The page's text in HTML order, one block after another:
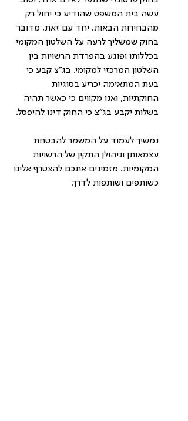
עשה בית המשפט שהודיע כי יחול רק
מהבחירות הבאות. יחד עם זאת, מדובר
בחוק שמשליך לרעה על השלטון המקומי
בכללותו ופוגע בהפרדת הרשויות בין
השלטון המרכזי למקומי, בג״צ קבע כי
בעת המתאימה יכריע בסוגיות
החוקתיות, ואנו מקווים כי כאשר תהיה
בשלות יקבע בג״צ כי החוק דינו להיפסל.
נמשיך לעמוד על המשמר להבטחת
עצמאותן וניהולן התקין של הרשויות
המקומיות. מזמינים אתכם להצטרף אלינו
כשותפים ושותפות לדרך.